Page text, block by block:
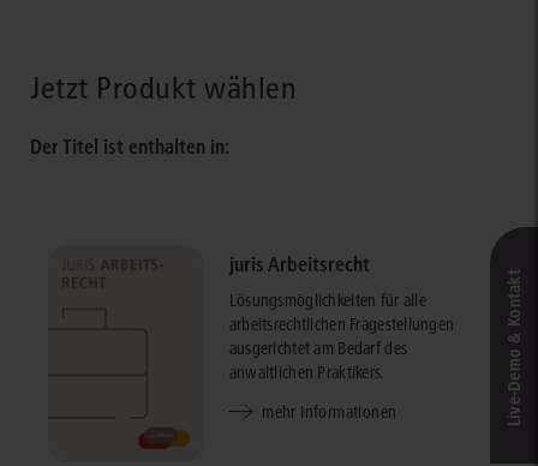
Jetzt Produkt wählen
Der Titel ist enthalten in:
juris Arbeitsrecht
Lösungsmöglichkeiten für alle
arbeitsrechtlichen Fragestellungen
ausgerichtet am Bedarf des
anwaltlichen Praktikers.
mehr Informationen
Live‑Demo & Kontakt